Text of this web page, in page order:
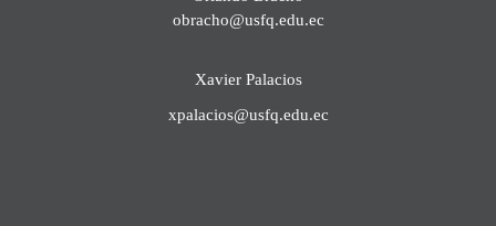
obracho@usfq.edu.ec
Xavier Palacios
xpalacios@usfq.edu.ec